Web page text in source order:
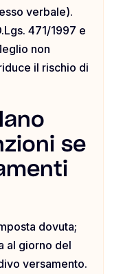
verbale).
471/1997 e
non
il rischio di
se
dovuta;
al giorno del
versamento.